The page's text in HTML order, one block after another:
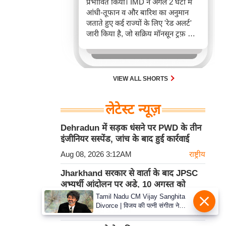
प्रभावित किया। IMD ने अगले 2 घंटों में
आंधी-तूफान व और बारिश का अनुमान
जताते हुए कई राज्यों के लिए 'रेड अलर्ट'
जारी किया है, जो सक्रिय मॉनसून ट्रफ़ और
जिससे यातायात बाधित होने के साथ-साथ
सफदरजंग अस्पताल में भी जलभराव की
स्थिति बनी।VIEW ALL SHORTS
लेटेस्ट न्यूज़
Dehradun में सड़क धंसने पर PWD के तीन
इंजीनियर सस्पेंड, जांच के बाद हुई कार्रवाई
Aug 08, 2026 3:12AM राष्ट्रीय
Jharkhand सरकार से वार्ता के बाद JPSC
अभ्यर्थी आंदोलन पर अड़े, 10 अगस्त को
विधानसभा मार्च की चेतावनी
Aug 08, 2026 3:12AM राष्ट्रीय
Tamil Nadu CM Vijay Sanghita
Divorce | विजय की पत्नी संगीता ने
वापस ली तलाक की अर्जी, कोर्ट ने मामले
को किया निपटाया